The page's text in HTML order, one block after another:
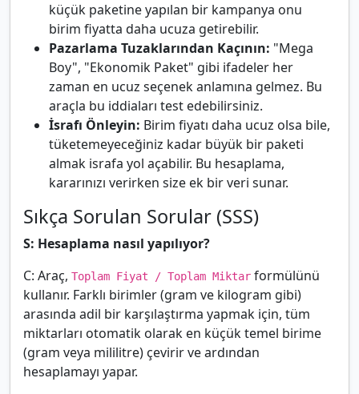
küçük paketine yapılan bir kampanya onu
birim fiyatta daha ucuza getirebilir.
Pazarlama Tuzaklarından Kaçının: "Mega
Boy", "Ekonomik Paket" gibi ifadeler her
zaman en ucuz seçenek anlamına gelmez. Bu
araçla bu iddiaları test edebilirsiniz.
İsrafı Önleyin: Birim fiyatı daha ucuz olsa bile,
tüketemeyeceğiniz kadar büyük bir paketi
almak israfa yol açabilir. Bu hesaplama,
kararınızı verirken size ek bir veri sunar.
Sıkça Sorulan Sorular (SSS)
S: Hesaplama nasıl yapılıyor?
C: Araç, Toplam Fiyat / Toplam Miktar formülünü
kullanır. Farklı birimler (gram ve kilogram gibi)
arasında adil bir karşılaştırma yapmak için, tüm
miktarları otomatik olarak en küçük temel birime
(gram veya mililitre) çevirir ve ardından
hesaplamayı yapar.